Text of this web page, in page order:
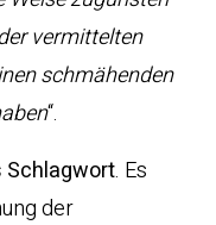
vermittelten
schmähenden
“.
Schlagwort. Es
der